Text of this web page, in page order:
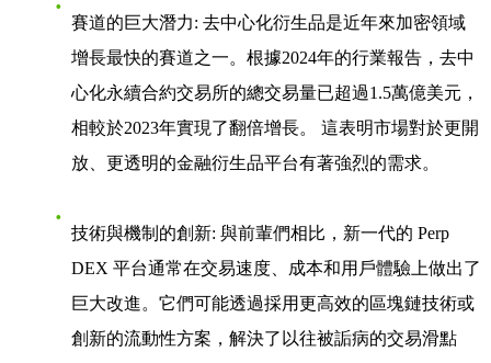
賽道的巨大潛力: 去中心化衍生品是近年來加密領域
增長最快的賽道之一。根據2024年的行業報告，去中
心化永續合約交易所的總交易量已超過1.5萬億美元，
相較於2023年實現了翻倍增長。 這表明市場對於更開
放、更透明的金融衍生品平台有著強烈的需求。
技術與機制的創新: 與前輩們相比，新一代的 Perp
DEX 平台通常在交易速度、成本和用戶體驗上做出了
巨大改進。它們可能透過採用更高效的區塊鏈技術或
創新的流動性方案，解決了以往被詬病的交易滑點